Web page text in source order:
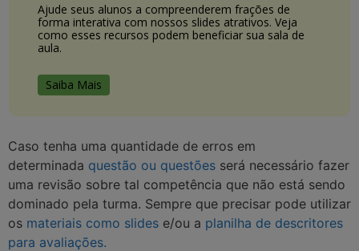
Ajude seus alunos a compreenderem frações de
forma interativa com nossos slides atrativos. Veja
como esses recursos podem beneficiar sua sala de
aula.
Saiba Mais
Caso tenha uma quantidade de erros em
determinada questão ou questões será necessário fazer
uma revisão sobre tal competência que não está sendo
dominado pela turma. Sempre que precisar pode utilizar
os materiais como slides e/ou a planilha de descritores
para avaliações.